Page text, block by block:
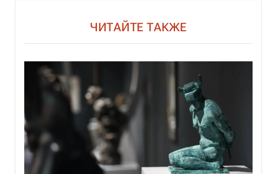
ЧИТАЙТЕ ТАКЖЕ